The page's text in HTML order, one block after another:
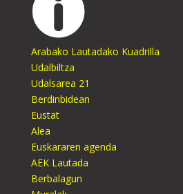
Arabako Lautadako Kuadrilla
Udalbiltza
Udalsarea 21
Berdinbidean
Eustat
Alea
Euskararen agenda
AEK Lautada
Berbalagun